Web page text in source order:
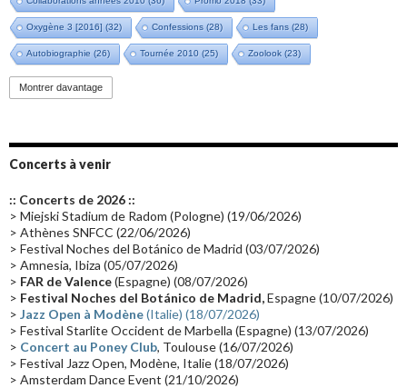
Oxygène 3 [2016] (32) Confessions (28) Les fans (28)
Autobiographie (26) Tournée 2010 (25) Zoolook (23)
Promo 2019(23)
Groupe de Recherche Musicale
Passages radio Vidéo Jarrecast (16) Synthé 80's
Les concerts en Chine(16) Cinéma
Synthé Roland(15) Belgique(15)
(14) Astronomie (14)
Tournée 2025(14) 2024(14) Chine(13)
Montrer davantage
Concerts à venir
:: Concerts de 2026 ::
> Miejski Stadium de Radom (Pologne) (19/06/2026)
> Athènes SNFCC (22/06/2026)
> Festival Noches del Botánico de Madrid (03/07/2026)
> Amnesia, Ibiza (05/07/2026)
> FAR de Valence(Espagne) (08/07/2026)
> Festival Noches del Botánico de Madrid,Espagne (10/07/2026)
> Jazz Open à Modène(Italie) (18/07/2026)
> Festival Starlite Occident de Marbella (Espagne) (13/07/2026)
> Concert au Poney Club, Toulouse (16/07/2026)
> Festival Jazz Open, Modène, Italie (18/07/2026)
> Amsterdam Dance Event (21/10/2026)